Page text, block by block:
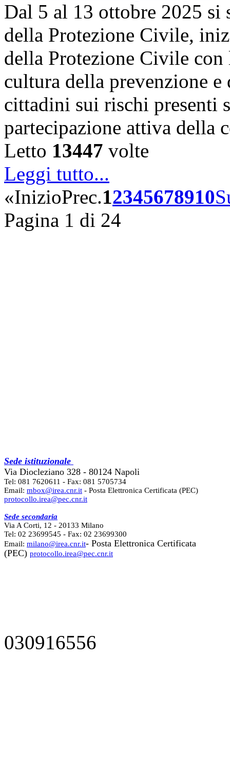
Dal 5 al 13 ottobre 2025 si
della Protezione Civile,
della Protezione Civile
cultura della prevenzione
cittadini sui rischi presenti
partecipazione attiva
Letto 13447 volte
Leggi tutto...
«InizioPrec.12345678910
Pagina 1 di 24
Sede istituzionale
Via Diocleziano 328 - 80124 Napoli
Tel: 081 7620611 - Fax: 081 5705734
Email: mbox@irea.cnr.it - Posta Elettronica Certificata (PEC)
protocollo.irea@pec.cnr.it
Sede secondaria
Via A Corti, 12 - 20133 Milano
Tel: 02 23699545 - Fax: 02 23699300
Email: milano@irea.cnr.it- Posta Elettronica Certificata
(PEC) protocollo.irea@pec.cnr.it
030916556